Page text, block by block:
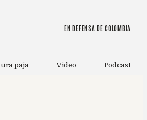
EN DEFENSA DE COLOMBIA
paja Video Podcast